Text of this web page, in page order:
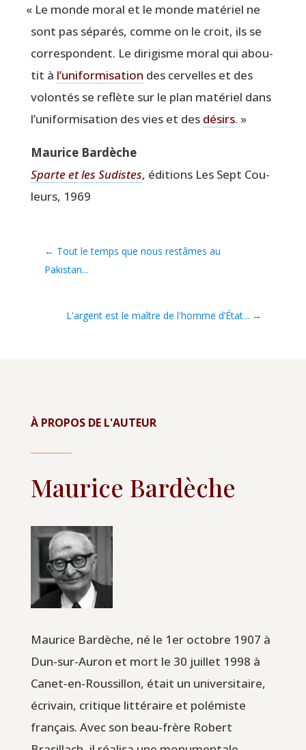
« Le monde moral et le monde maté­riel ne
sont pas sépa­rés, comme on le croit, ils se
cor­res­pondent. Le diri­gisme moral qui abou­
tit à l’u­ni­for­mi­sa­tion des cer­velles et des
volon­tés se reflète sur le plan maté­riel dans
l’u­ni­for­mi­sa­tion des vies et des dési­rs. »
Mau­rice Bardèche
Sparte et les Sudistes, édi­tions Les Sept Cou­
leurs, 1969
← Tout le temps que nous restâmes au
Pakistan...
L'argent est le maître de l'homme d’État... →
À PROPOS DE L'AUTEUR
Maurice Bardèche
Maurice Bardèche, né le 1er octobre 1907 à
Dun-sur-Auron et mort le 30 juillet 1998 à
Canet-en-Roussillon, était un universitaire,
écrivain, critique littéraire et polémiste
français. Avec son beau-frère Robert